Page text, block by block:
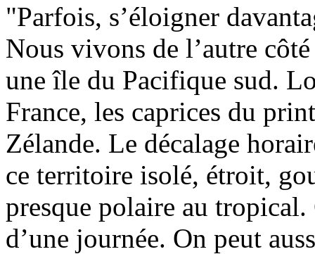
"Parfois, s’éloigner
Nous vivons de l’autre
une île du Pacifique sud.
France, les caprices du
Zélande. Le décalage
ce territoire isolé, étroit,
presque polaire au tropical.
d’une journée. On peut